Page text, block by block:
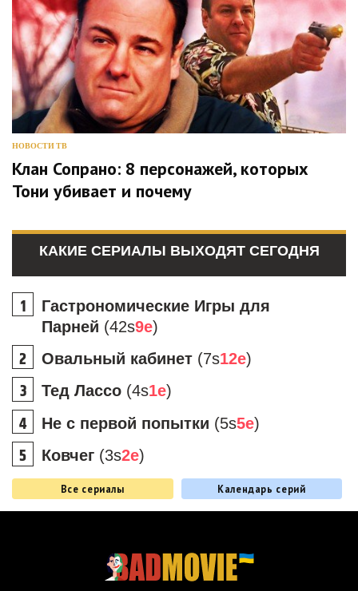
НОВОСТИ ТВ
Клан Сопрано: 8 персонажей, которых
Тони убивает и почему
КАКИЕ СЕРИАЛЫ ВЫХОДЯТ СЕГОДНЯ
Гастрономические Игры для
Парней (42s9e)
Овальный кабинет (7s12e)
Тед Лассо (4s1e)
Не с первой попытки (5s5e)
Ковчег (3s2e)
Все сериалы Календарь серий